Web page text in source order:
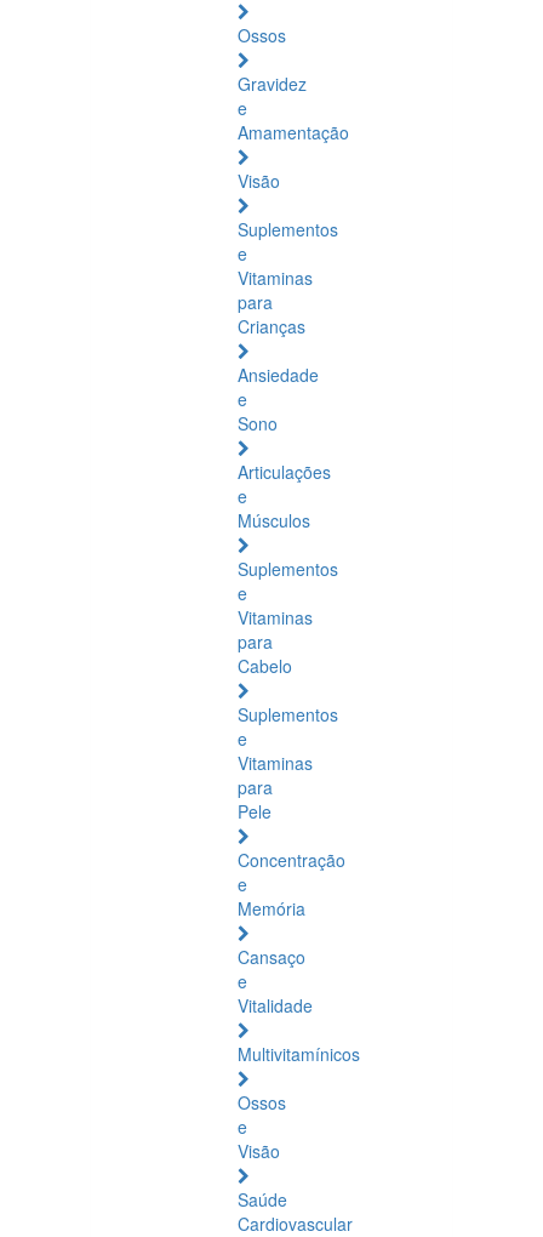
Ossos
Gravidez
e
Amamentação
Visão
Suplementos
e
Vitaminas
para
Crianças
Ansiedade
e
Sono
Articulações
e
Músculos
Suplementos
e
Vitaminas
para
Cabelo
Suplementos
e
Vitaminas
para
Pele
Concentração
e
Memória
Cansaço
e
Vitalidade
Multivitamínicos
Ossos
e
Visão
Saúde
Cardiovascular